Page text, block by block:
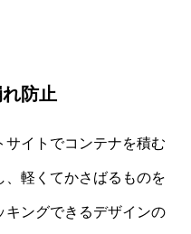
防止
イトでコンテナを積む
軽くてかさばるものを
キングできるデザインの